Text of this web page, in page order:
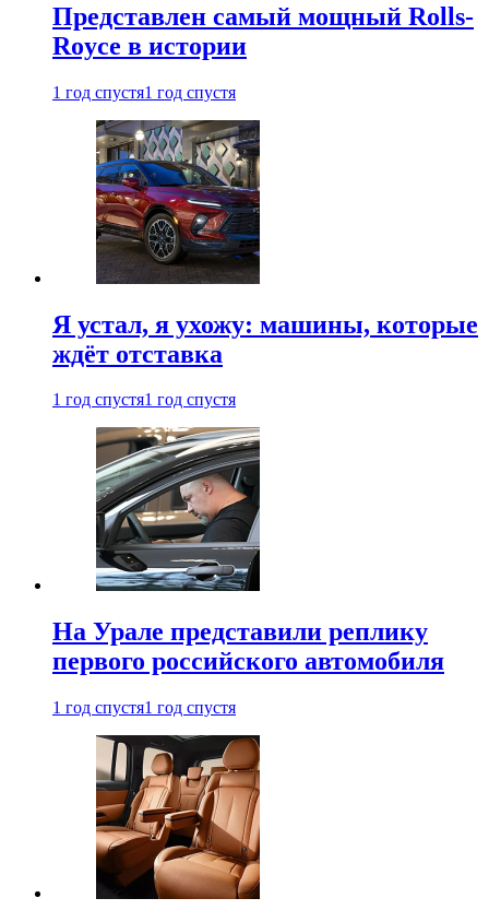
Представлен самый мощный Rolls-
Royce в истории
1 год спустя1 год спустя
Я устал, я ухожу: машины, которые
ждёт отставка
1 год спустя1 год спустя
На Урале представили реплику
первого российского автомобиля
1 год спустя1 год спустя